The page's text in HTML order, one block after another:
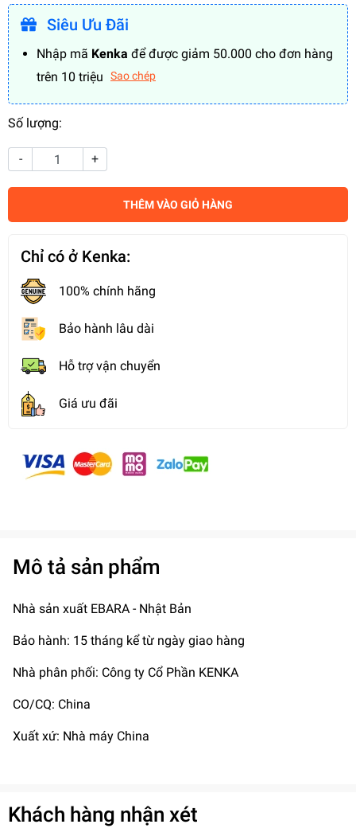
Siêu Ưu Đãi
Nhập mã Kenka để được giảm 50.000 cho đơn hàng
trên 10 triệu
Sao chép
Số lượng:
- +
THÊM VÀO GIỎ HÀNG
Chỉ có ở Kenka:
100% chính hãng
Bảo hành lâu dài
Hỗ trợ vận chuyển
Giá ưu đãi
Mô tả sản phẩm
Nhà sản xuất EBARA - Nhật Bản
Bảo hành: 15 tháng kể từ ngày giao hàng
Nhà phân phối: Công ty Cổ Phần KENKA
CO/CQ: China
Xuất xứ: Nhà máy China
Khách hàng nhận xét